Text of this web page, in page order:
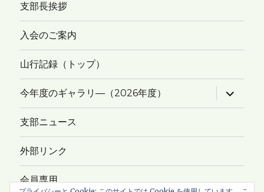
支部長挨拶
入会のご案内
山行記録（トップ）
今年度のギャラリ―（2026年度）
サ
ブ
メ
ー
開
支部ニュース
外部リンク
会員専用